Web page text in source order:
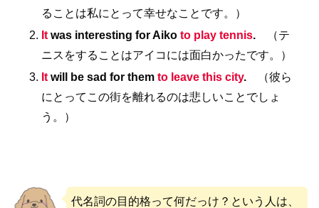
ることは私にとって幸せなことです。）
Itwas interesting for Aiko to play tennis.
（テ
ニスをすることはアイコには面白かったです。）
Itwill be sad for them to leave this city.
（彼ら
にとってこの街を離れるのは悲しいことでしょ
う。）
代名詞の目的格って何だっけ？という人は、